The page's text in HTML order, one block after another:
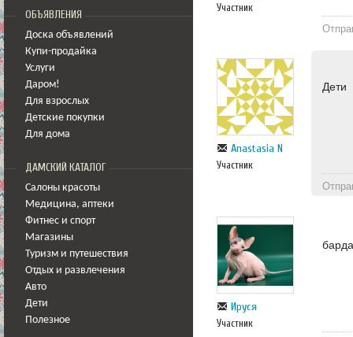
ОБЪЯВЛЕНИЯ
Доска объявлений
Купи-продайка
Услуги
Даром!
Для взрослых
Детские покупки
Для дома
ДАМСКИЙ КАТАЛОГ
Салоны красоты
Медицина, аптеки
Фитнес и спорт
Магазины
Туризм и путешествия
Отдых и развлечения
Авто
Дети
Полезное
Участник
Anastasia N
Участник
Дети
Ируся
Участник